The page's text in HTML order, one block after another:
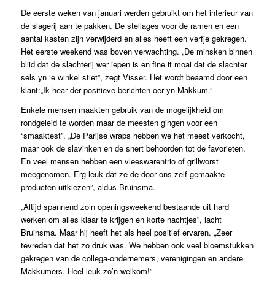
De eerste weken van januari werden gebruikt om het interieur van
de slagerij aan te pakken. De stellages voor de ramen en een
aantal kasten zijn verwijderd en alles heeft een verfje gekregen.
Het eerste weekend was boven verwachting. „De minsken binnen
bliid dat de slachterij wer iepen is en fine it moai dat de slachter
sels yn ‘e winkel stiet”, zegt Visser. Het wordt beaamd door een
klant:„Ik hear der positieve berichten oer yn Makkum.”
Enkele mensen maakten gebruik van de mogelijkheid om
rondgeleid te worden maar de meesten gingen voor een
“smaaktest”. „De Parijse wraps hebben we het meest verkocht,
maar ook de slavinken en de snert behoorden tot de favorieten.
En veel mensen hebben een vleeswarentrio of grillworst
meegenomen. Erg leuk dat ze de door ons zelf gemaakte
producten uitkiezen”, aldus Bruinsma.
„Altijd spannend zo’n openingsweekend bestaande uit hard
werken om alles klaar te krijgen en korte nachtjes”, lacht
Bruinsma. Maar hij heeft het als heel positief ervaren. „Zeer
tevreden dat het zo druk was. We hebben ook veel bloemstukken
gekregen van de collega-ondernemers, verenigingen en andere
Makkumers. Heel leuk zo’n welkom!”